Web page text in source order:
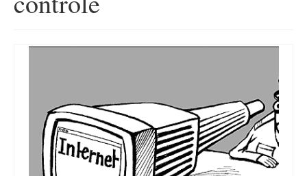
Princípios Editoriais
Políticas e Termos
Blog
Contato